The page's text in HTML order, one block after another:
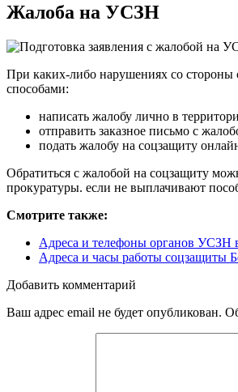
Жалоба на УСЗН
При каких-либо нарушениях со стороны
способами:
написать жалобу лично в
отправить заказное письмо с
подать жалобу на соцзащиту
Обратиться с жалобой на соцзащиту
прокуратуры. если не выплачивают
Смотрите также:
Адреса и телефоны органов УСЗН
Адреса и часы работы соцзащиты
Добавить комментарий
Ваш адрес email не будет опубликован.